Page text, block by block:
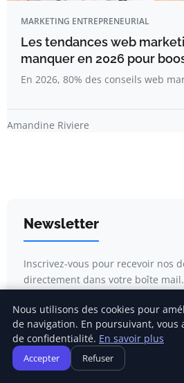
MARKETING ENTREPRENEURIAL
Les tendances web
manquer en 2026 pour
En 2026, 80% des conseils web
Amandine Riviere
Newsletter
Inscrivez-vous pour recevoir nos
directement dans votre boîte mail.
Nous utilisons des cookies pour
de navigation. En poursuivant,
de confidentialité. En savoir plus
Accepter Refuser